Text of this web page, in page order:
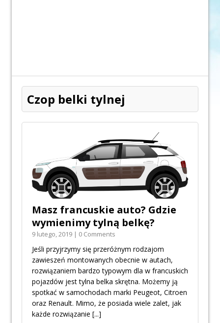
Czop belki tylnej
Masz francuskie auto? Gdzie
wymienimy tylną belkę?
9 lutego, 2019 | 0 Comments
Jeśli przyjrzymy się przeróżnym rodzajom
zawieszeń montowanych obecnie w autach,
rozwiązaniem bardzo typowym dla w francuskich
pojazdów jest tylna belka skrętna. Możemy ją
spotkać w samochodach marki Peugeot, Citroen
oraz Renault. Mimo, że posiada wiele zalet, jak
każde rozwiązanie [...]